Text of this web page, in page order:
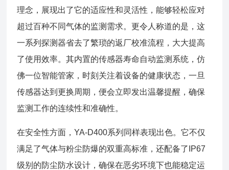
理念，展现出了它的适应性和灵活性，能够轻松应对
超过百种不同气体的监测需求。更令人称道的是，这
一系列探测器省去了繁琐的返厂校准流程，大大提高
了使用效率。其内置的传感器寿命自动监测系统，仿
佛一位智能管家，时刻关注着设备的健康状态，一旦
传感器达到更换周期，便会立即发出温馨提醒，确保
监测工作的连续性和准确性。
在安全性方面，YA-D400系列同样表现出色。它不仅
满足了气体与粉尘防爆的双重高标准，还配备了IP67
级别的防尘防水设计，确保在恶劣环境下也能稳定运